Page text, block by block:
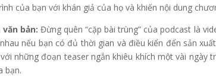
của bạn với khán giả của họ và khiến nội dung
văn bản:Đừng quên “cặp bài trùng” của podcast là
nếu bạn có đủ thời gian và điều kiển đển sản
những đoạn teaser ngắn khiêu khích một vài ngày
bạn.